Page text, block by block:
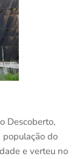
Descoberto,
do
e verteu no